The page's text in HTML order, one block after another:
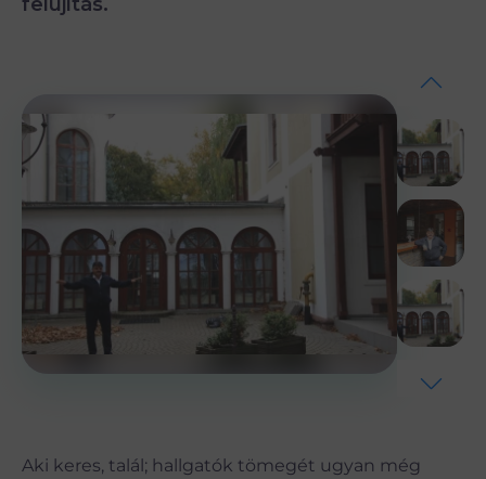
Aki keres, talál; hallgatók tömegét ugyan még